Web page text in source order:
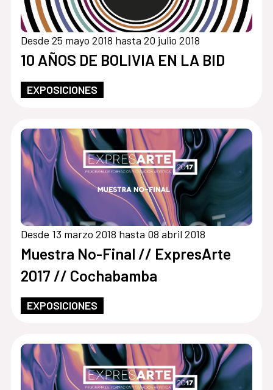
Desde 25 mayo 2018 hasta 20 julio 2018
10 AÑOS DE BOLIVIA EN LA BID
EXPOSICIONES
Desde 13 marzo 2018 hasta 08 abril 2018
Muestra No-Final // ExpresArte
2017 // Cochabamba
EXPOSICIONES